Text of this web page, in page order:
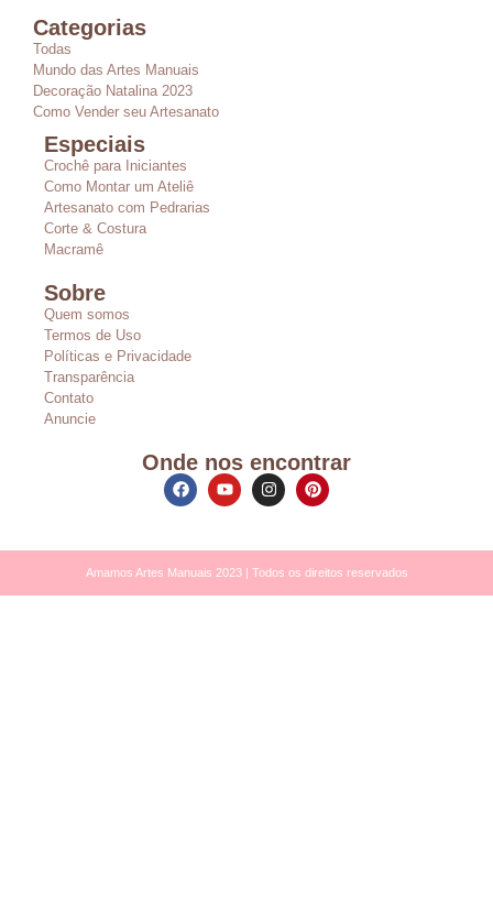
Categorias
Todas
Mundo das Artes Manuais
Decoração Natalina 2023
Como Vender seu Artesanato
Especiais
Crochê para Iniciantes
Como Montar um Ateliê
Artesanato com Pedrarias
Corte & Costura
Macramê
Sobre
Quem somos
Termos de Uso
Políticas e Privacidade
Transparência
Contato
Anuncie
Onde nos encontrar
Amamos Artes Manuais 2023 | Todos os direitos reservados